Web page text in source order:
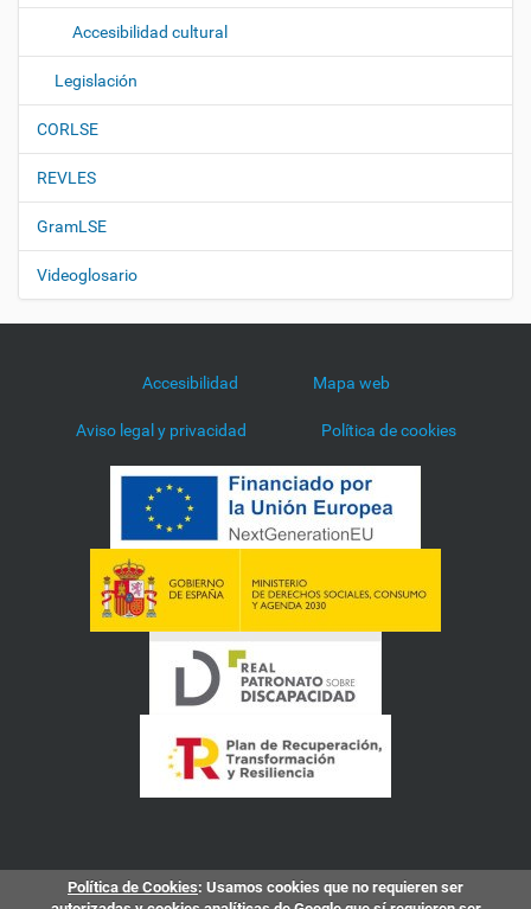
Accesibilidad cultural
Legislación
CORLSE
REVLES
GramLSE
Videoglosario
Accesibilidad Mapa web
Aviso legal y privacidad Política de cookies
Política de Cookies: Usamos cookies que no requieren ser